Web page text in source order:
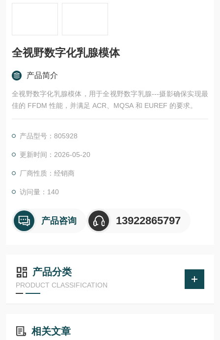
全视野数字化乳腺模体
产品简介
全视野数字化乳腺模体，用于全视野数字乳腺---摄影确保实现最
佳的 FFDM 性能，并满足 ACR、MQSA 和 EUREF 的要求。
产品型号：805928
更新时间：2026-05-20
厂商性质：经销商
访问量：140
产品咨询 13922865797
产品分类
PRODUCT CLASSIFICATION
相关文章